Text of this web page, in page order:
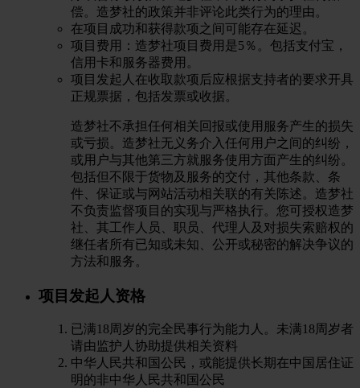
偿。造梦社的政策并非评论此类行为的理由。
在项目成功和获得款项之间可能存在延迟。
项目费用：造梦社项目费用是5％。包括支付宝，
信用卡和服务器费用。
项目发起人在收取款项后应根据支持者的要求开具
正规票据，包括发票或收据。
造梦社不承担任何相关回报或使用服务产生的损失
或亏损。造梦社无义务介入任何用户之间的纠纷，
或用户与其他第三方就服务使用方面产生的纠纷。
包括但不限于货物及服务的交付，其他条款、条
件、保证或与网站活动相关联的有关陈述。造梦社
不负责监督项目的实现与严格执行。您可授权造梦
社、其工作人员、职员、代理人及对损失索赔权的
继任者所有已知或未知、公开或秘密的解决争议的
方法和服务。
项目发起人资格
已满18周岁的完全民事行为能力人。未满18周岁者
请由监护人协助提供相关资料
中华人民共和国公民，或能提供长期在中国居住证
明的非中华人民共和国公民